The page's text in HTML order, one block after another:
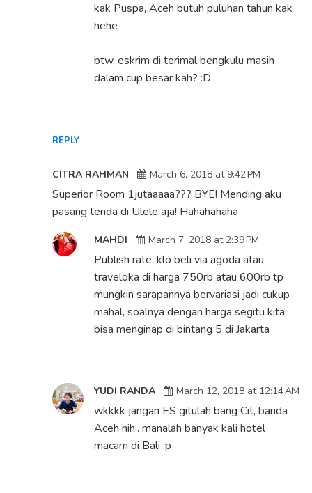
REPLY
kak Puspa, Aceh butuh puluhan tahun kak
hehe
btw, eskrim di terimal bengkulu masih
dalam cup besar kah? :D
CITRA RAHMAN March 6, 2018 at 9:42 PM
Superior Room 1jutaaaaa??? BYE! Mending aku
pasang tenda di Ulele aja! Hahahahaha
MAHDI March 7, 2018 at 2:39 PM
Publish rate, klo beli via agoda atau
traveloka di harga 750rb atau 600rb tp
mungkin sarapannya bervariasi jadi cukup
mahal, soalnya dengan harga segitu kita
bisa menginap di bintang 5 di Jakarta
YUDI RANDA March 12, 2018 at 12:14 AM
wkkkk jangan ES gitulah bang Cit, banda
Aceh nih.. manalah banyak kali hotel
macam di Bali :p